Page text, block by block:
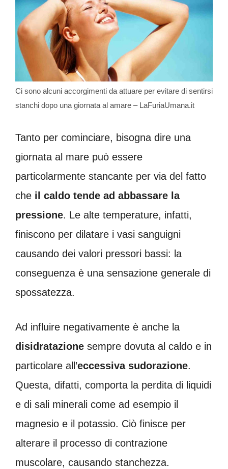
Ci sono alcuni accorgimenti da attuare per evitare di sentirsi
stanchi dopo una giornata al amare – LaFuriaUmana.it
Tanto per cominciare, bisogna dire una
giornata al mare può essere
particolarmente stancante per via del fatto
che il caldo tende ad abbassare la
pressione. Le alte temperature, infatti,
finiscono per dilatare i vasi sanguigni
causando dei valori pressori bassi: la
conseguenza è una sensazione generale di
spossatezza.
Ad influire negativamente è anche la
disidratazione sempre dovuta al caldo e in
particolare all’eccessiva sudorazione.
Questa, difatti, comporta la perdita di liquidi
e di sali minerali come ad esempio il
magnesio e il potassio. Ciò finisce per
alterare il processo di contrazione
muscolare, causando stanchezza.